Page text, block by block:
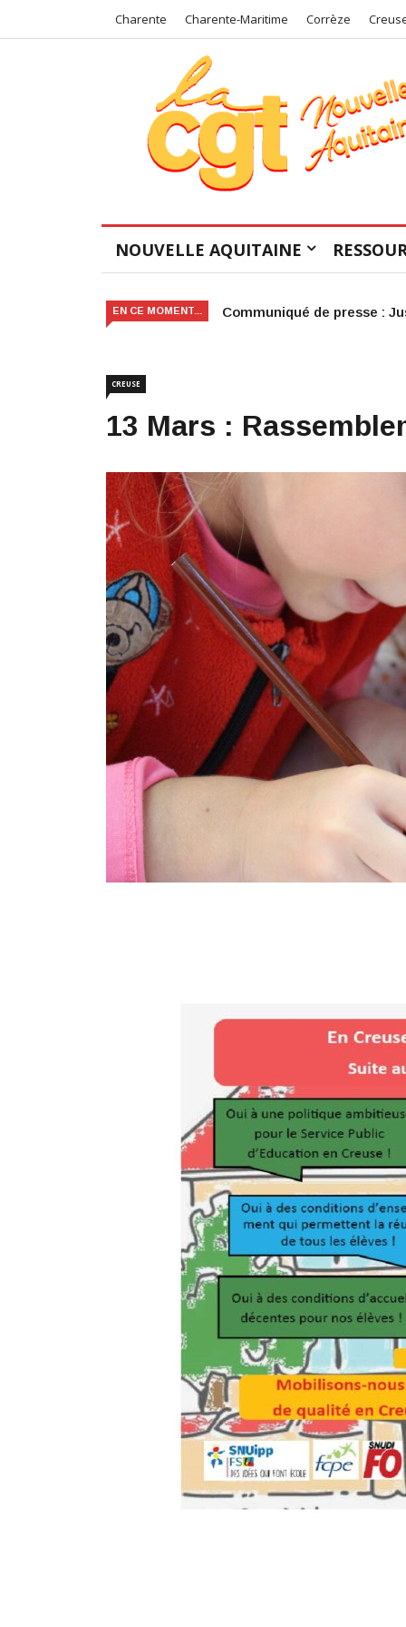
Charente Charente-Maritime Corrèze
NOUVELLE AQUITAINE
EN CE MOMENT... Victoire judiciaire pour le
CREUSE
13 Mars :